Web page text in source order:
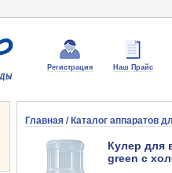
Регистрация Наш Прайс
Главная / Каталог аппаратов
Кулер для
green с